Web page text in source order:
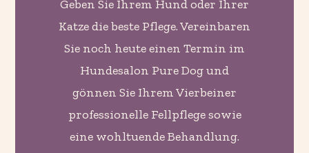
Geben Sie Ihrem Hund oder Ihrer
Katze die beste Pflege. Vereinbaren
Sie noch heute einen Termin im
Hundesalon Pure Dog und
gönnen Sie Ihrem Vierbeiner
professionelle Fellpflege sowie
eine wohltuende Behandlung.